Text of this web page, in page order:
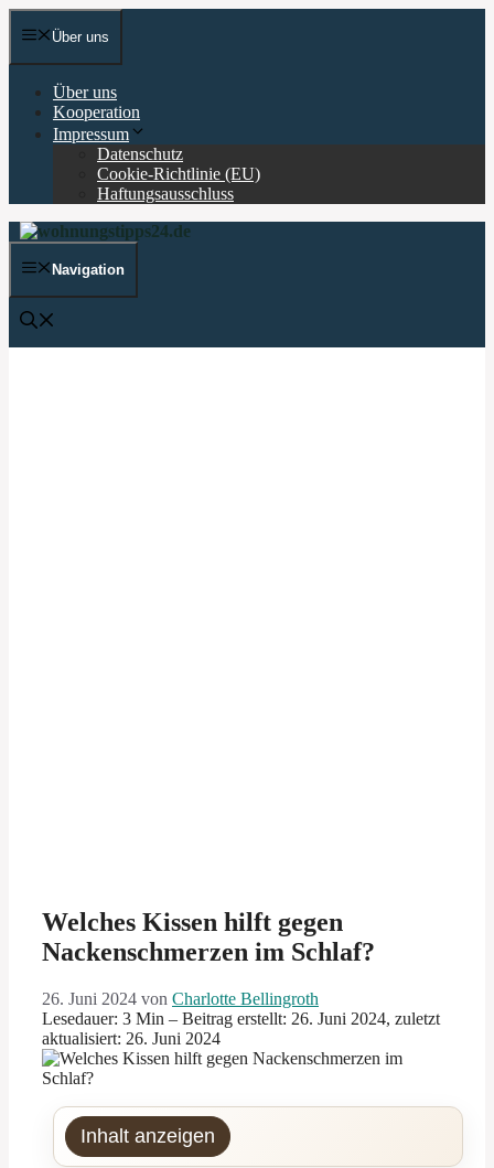
Zum
Inhalt Über uns
Über uns
Kooperation
Impressum
Datenschutz
Cookie-Richtlinie (EU)
Haftungsausschluss
Navigation
Welches Kissen hilft gegen
Nackenschmerzen im Schlaf?
26. Juni 2024 von Charlotte Bellingroth
Lesedauer: 3 Min – Beitrag erstellt: 26. Juni 2024, zuletzt
aktualisiert: 26. Juni 2024
Inhalt anzeigen